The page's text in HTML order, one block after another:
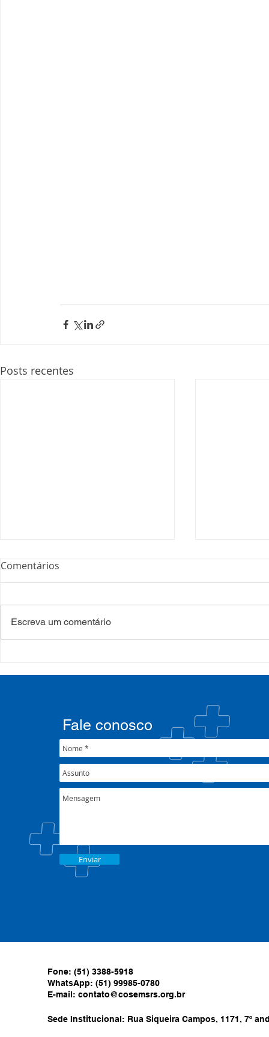
Posts recentes
001/2022
Comentários
Escreva um comentário
Enviar
Fale conosco
Fone: (51) 3388-5918
WhatsApp: (51) 99985-0780
E-mail: contato@cosemsrs.org.br
Sede Institucional: Rua Siqueira Campos, 1171, 7º